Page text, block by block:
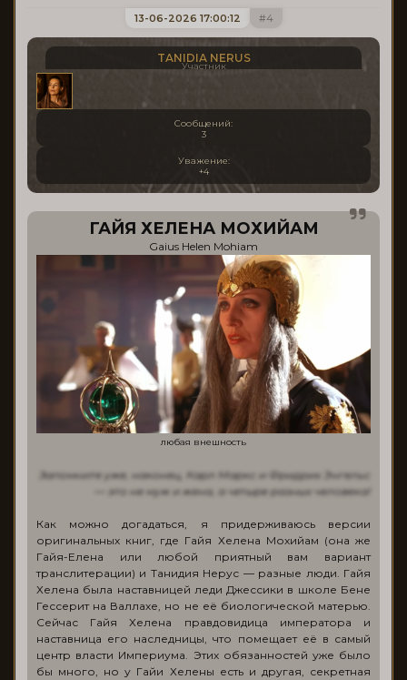
4
13-06-2026 17:00:12
TANIDIA NERUS
Участник
Сообщений:
3
Уважение:
+4
ГАЙЯ ХЕЛЕНА МОХИЙАМ
Gaius Helen Mohiam
любая внешность
Запомните уже, наконец, Карл Маркс и Фридрих Энгельс
— это не муж и жена, а четыре разных человека!
Как можно догадаться, я придерживаюсь версии
оригинальных книг, где Гайя Хелена Мохийам (она же
Гайя-Елена или любой приятный вам вариант
транслитерации) и Танидия Нерус — разные люди. Гайя
Хелена была наставницей леди Джессики в школе Бене
Гессерит на Валлахе, но не её биологической матерью.
Сейчас Гайя Хелена правдовидица императора и
наставница его наследницы, что помещает её в самый
центр власти Империума. Этих обязанностей уже было
бы много, но у Гайи Хелены есть и другая, секретная